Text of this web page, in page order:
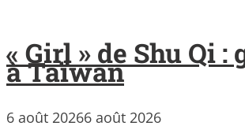
« Girl » de Shu Qi
à Taïwan
6 août 20266 août 2026